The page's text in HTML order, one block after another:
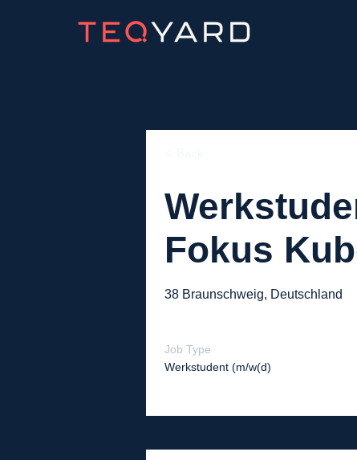
Fokus
38 Braunschweig, Deutschland
Job Type
Werkstudent (m/w(d)